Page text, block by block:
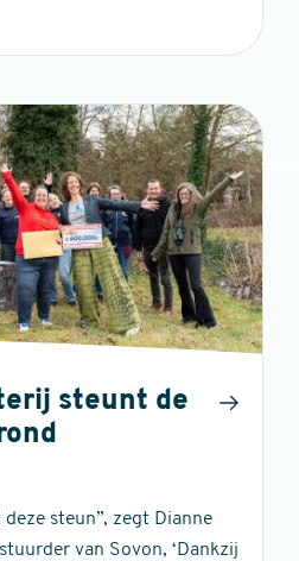
steunt de
steun”, zegt Dianne
van Sovon, ‘Dankzij